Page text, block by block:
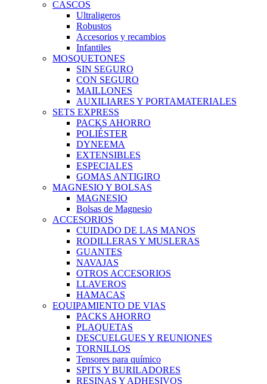
CASCOS
Ultraligeros
Robustos
Accesorios y recambios
Infantiles
MOSQUETONES
SIN SEGURO
CON SEGURO
MAILLONES
AUXILIARES Y PORTAMATERIALES
SETS EXPRESS
PACKS AHORRO
POLIÉSTER
DYNEEMA
EXTENSIBLES
ESPECIALES
GOMAS ANTIGIRO
MAGNESIO Y BOLSAS
MAGNESIO
Bolsas de Magnesio
ACCESORIOS
CUIDADO DE LAS MANOS
RODILLERAS Y MUSLERAS
GUANTES
NAVAJAS
OTROS ACCESORIOS
LLAVEROS
HAMACAS
EQUIPAMIENTO DE VIAS
PACKS AHORRO
PLAQUETAS
DESCUELGUES Y REUNIONES
TORNILLOS
Tensores para químico
SPITS Y BURILADORES
RESINAS Y ADHESIVOS